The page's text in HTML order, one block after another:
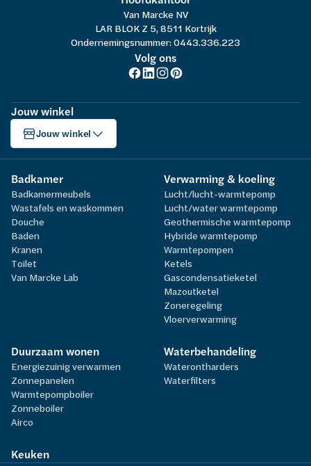
Van Marcke NV
LAR BLOK Z 5, 8511 Kortrijk
Ondernemingsnummer: 0443.336.223
Volg ons
Jouw winkel
Jouw winkel
Badkamer
Badkamermeubels
Wastafels en waskommen
Douche
Baden
Kranen
Toilet
Van Marcke Lab
Verwarming & koeling
Lucht/lucht-warmtepomp
Lucht/water warmtepomp
Geothermische warmtepomp
Hybride warmtepomp
Warmtepompen
Ketels
Gascondensatieketel
Mazoutketel
Zoneregeling
Vloerverwarming
Duurzaam wonen
Energiezuinig verwarmen
Zonnepanelen
Warmtepompboiler
Zonneboiler
Airco
Waterbehandeling
Waterontharders
Waterfilters
Keuken